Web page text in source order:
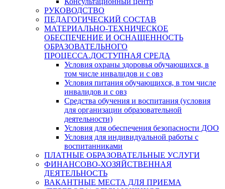
РУКОВОДСТВО
ПЕДАГОГИЧЕСКИЙ СОСТАВ
МАТЕРИАЛЬНО-ТЕХНИЧЕСКОЕ
ОБЕСПЕЧЕНИЕ И ОСНАЩЕННОСТЬ
ОБРАЗОВАТЕЛЬНОГО
ПРОЦЕССА.ДОСТУПНАЯ СРЕДА
Условия охраны здоровья обучающихся, в
том числе инвалидов и с овз
Условия питания обучающихся, в том числе
инвалидов и с овз
Средства обучения и воспитания (условия
для организации образовательной
деятельности)
Условия для обеспечения безопасности ДОО
Условия для индивидуальной работы с
воспитанниками
ПЛАТНЫЕ ОБРАЗОВАТЕЛЬНЫЕ УСЛУГИ
ФИНАНСОВО-ХОЗЯЙСТВЕННАЯ
ДЕЯТЕЛЬНОСТЬ
ВАКАНТНЫЕ МЕСТА ДЛЯ ПРИЕМА